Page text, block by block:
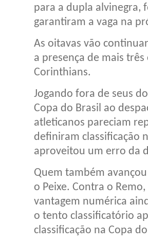
para a dupla alvinegra,
garantiram a vaga na
As oitavas vão
a presença de mais
Corinthians.
Jogando fora de seus
Copa do Brasil ao
atleticanos pareciam
definiram classificação
aproveitou um erro da
Quem também
o Peixe. Contra o
vantagem numérica
o tento classificatório
classificação na Copa